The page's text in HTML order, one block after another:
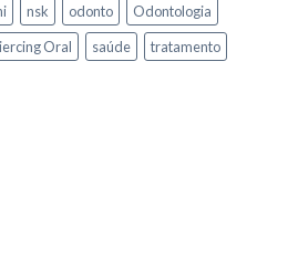
nsk odonto
Odontologia
Oral saúde tratamento